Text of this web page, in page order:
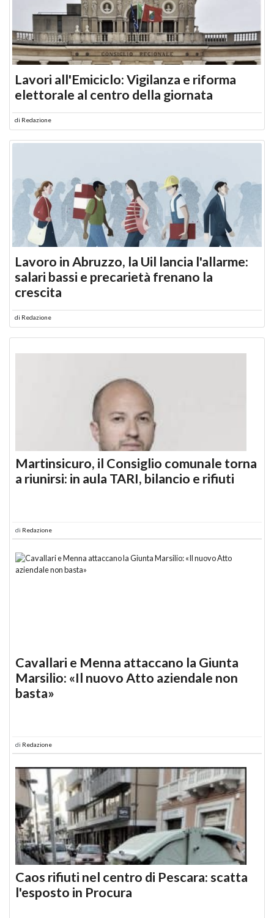
Lavori all'Emiciclo: Vigilanza e riforma
elettorale al centro della giornata
di Redazione
Lavoro in Abruzzo, la Uil lancia l'allarme:
salari bassi e precarietà frenano la
crescita
di Redazione
Martinsicuro, il Consiglio comunale torna
a riunirsi: in aula TARI, bilancio e rifiuti
di Redazione
Cavallari e Menna attaccano la Giunta
Marsilio: «Il nuovo Atto aziendale non
basta»
di Redazione
Caos rifiuti nel centro di Pescara: scatta
l'esposto in Procura